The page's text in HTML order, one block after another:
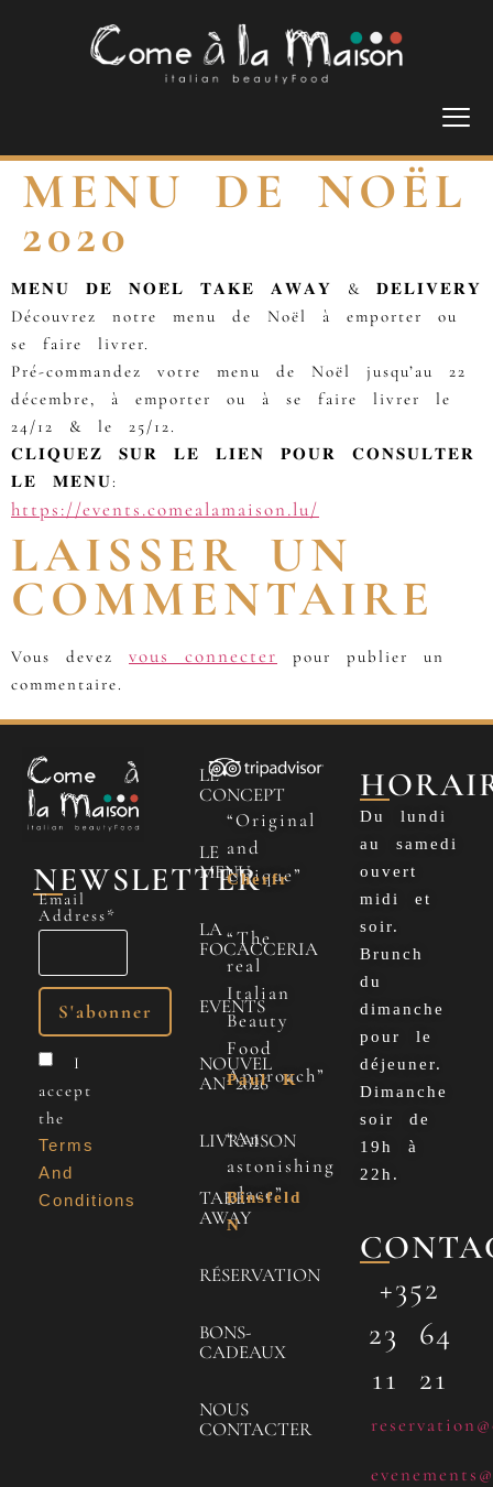
MENU DE NOËL
2020
𝐌𝐄𝐍𝐔 𝐃𝐄 𝐍𝐎𝐄̈𝐋 𝐓𝐀𝐊𝐄 𝐀𝐖𝐀𝐘 & 𝐃𝐄𝐋𝐈𝐕𝐄𝐑𝐘
Découvrez notre menu de Noël à emporter ou
se faire livrer.
Pré-commandez votre menu de Noël jusqu’au 22
décembre, à emporter ou à se faire livrer le
24/12 & le 25/12.
𝐂𝐋𝐈𝐐𝐔𝐄𝐙 𝐒𝐔𝐑 𝐋𝐄 𝐋𝐈𝐄𝐍 𝐏𝐎𝐔𝐑 𝐂𝐎𝐍𝐒𝐔𝐋𝐓𝐄𝐑
𝐋𝐄 𝐌𝐄𝐍𝐔:
https://events.comealamaison.lu/
LAISSER UN
COMMENTAIRE
Vous devez vous connecter
pour publier un
commentaire.
NEWSLETTER
Email
Address*
I
accept
the
Terms
And
Conditions
LE
CONCEPT
LE
MENU
LA
FOCACCERIA
EVENTS
NOUVEL
AN 2026
LIVRAISON
TAKE
AWAY
RÉSERVATION
BONS-
CADEAUX
NOUS
CONTACTER
“Original
and
Unique”
Cherfr
“The
real
Italian
Beauty
Food
Approach”
Paul K
“An
astonishing
place”
Binsfeld
N
Du lundi
au samedi
ouvert
midi et
soir.
Brunch
du
dimanche
pour le
déjeuner.
Dimanche
soir de
19h à
22h.
+352
23 64
11 21